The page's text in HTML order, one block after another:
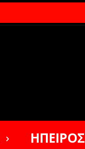
ΗΠΕΙΡΟΣ